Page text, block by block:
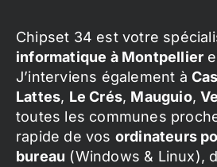
Chipset 34 est votre
informatique à Montpellier
J’interviens également à
Lattes, Le Crés, Mauguio,
toutes les communes
rapide de vos ordinateurs
bureau (Windows & Linux),